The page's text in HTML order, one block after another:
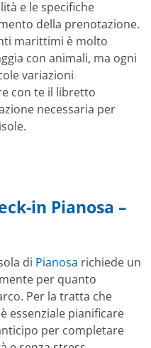
e le specifiche
della prenotazione.
marittimi è molto
con animali, ma ogni
variazioni
con te il libretto
necessaria per
in Pianosa –
di Pianosa richiede un
per quanto
Per la tratta che
essenziale pianificare
per completare